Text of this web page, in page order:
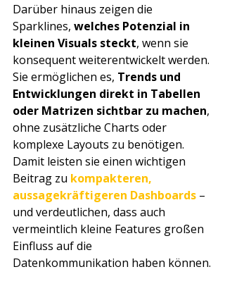
Darüber hinaus zeigen die
Sparklines, welches Potenzial in
kleinen Visuals steckt, wenn sie
konsequent weiterentwickelt werden.
Sie ermöglichen es, Trends und
Entwicklungen direkt in Tabellen
oder Matrizen sichtbar zu machen,
ohne zusätzliche Charts oder
komplexe Layouts zu benötigen.
Damit leisten sie einen wichtigen
Beitrag zu kompakteren,
aussagekräftigeren Dashboards –
und verdeutlichen, dass auch
vermeintlich kleine Features großen
Einfluss auf die
Datenkommunikation haben können.